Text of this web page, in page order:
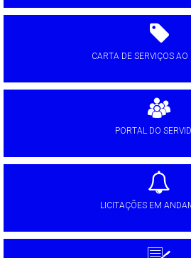
CARTA DE SERVIÇOS AO
PORTAL DO
LICITAÇÕES EM